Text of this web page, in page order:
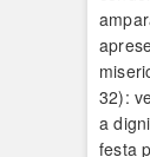
32):
a
festa